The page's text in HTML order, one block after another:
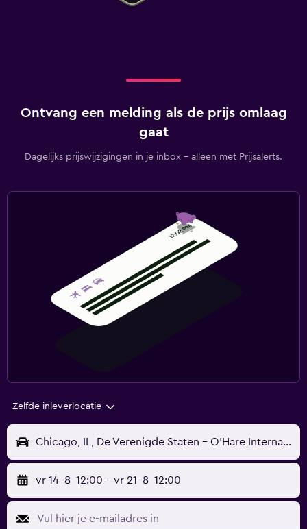
Ontvang een melding als de prijs omlaag
gaat
Dagelijks prijswijzigingen in je inbox - alleen met Prijsalerts.
Zelfde inleverlocatie
Chicago, IL, De Verenigde Staten - O'Hare Internationaal (ORD)
vr 14-8 12:00 - vr 21-8 12:00